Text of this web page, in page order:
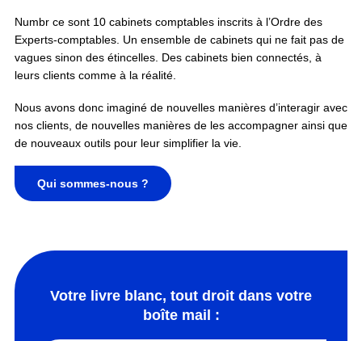
Numbr ce sont 10 cabinets comptables inscrits à l’Ordre des
Experts-comptables. Un ensemble de cabinets qui ne fait pas de
vagues sinon des étincelles. Des cabinets bien connectés, à
leurs clients comme à la réalité.
Nous avons donc imaginé de nouvelles manières d’interagir avec
nos clients, de nouvelles manières de les accompagner ainsi que
de nouveaux outils pour leur simplifier la vie.
Qui sommes-nous ?
Votre livre blanc, tout droit dans votre
boîte mail :